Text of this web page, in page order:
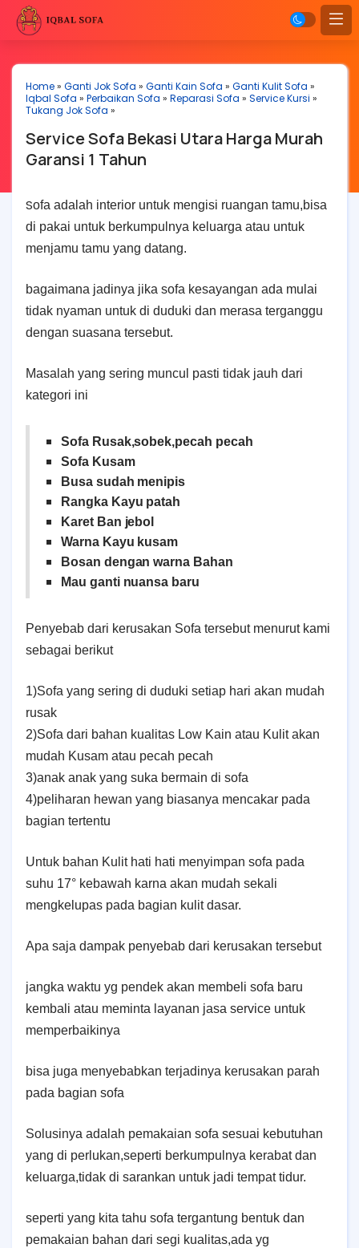
Home» Ganti Jok Sofa » Ganti Kain Sofa » Ganti Kulit Sofa »
Iqbal Sofa » Perbaikan Sofa » Reparasi Sofa » Service Kursi »
Tukang Jok Sofa »
Service Sofa Bekasi Utara Harga Murah
Garansi 1 Tahun
Sofa adalah interior untuk mengisi ruangan tamu,bisa
di pakai untuk berkumpulnya keluarga atau untuk
menjamu tamu yang datang.
bagaimana jadinya jika sofa kesayangan ada mulai
tidak nyaman untuk di duduki dan merasa terganggu
dengan suasana tersebut.
Masalah yang sering muncul pasti tidak jauh dari
kategori ini
Sofa Rusak,sobek,pecah pecah
Sofa Kusam
Busa sudah menipis
Rangka Kayu patah
Karet Ban jebol
Warna Kayu kusam
Bosan dengan warna Bahan
Mau ganti nuansa baru
Penyebab dari kerusakan Sofa tersebut menurut kami
sebagai berikut
1)Sofa yang sering di duduki setiap hari akan mudah
rusak
2)Sofa dari bahan kualitas Low Kain atau Kulit akan
mudah Kusam atau pecah pecah
3)anak anak yang suka bermain di sofa
4)peliharan hewan yang biasanya mencakar pada
bagian tertentu
Untuk bahan Kulit hati hati menyimpan sofa pada
suhu 17° kebawah karna akan mudah sekali
mengkelupas pada bagian kulit dasar.
Apa saja dampak penyebab dari kerusakan tersebut
jangka waktu yg pendek akan membeli sofa baru
kembali atau meminta layanan jasa service untuk
memperbaikinya
bisa juga menyebabkan terjadinya kerusakan parah
pada bagian sofa
Solusinya adalah pemakaian sofa sesuai kebutuhan
yang di perlukan,seperti berkumpulnya kerabat dan
keluarga,tidak di sarankan untuk jadi tempat tidur.
seperti yang kita tahu sofa tergantung bentuk dan
pemakaian bahan dari segi kualitas,ada yg